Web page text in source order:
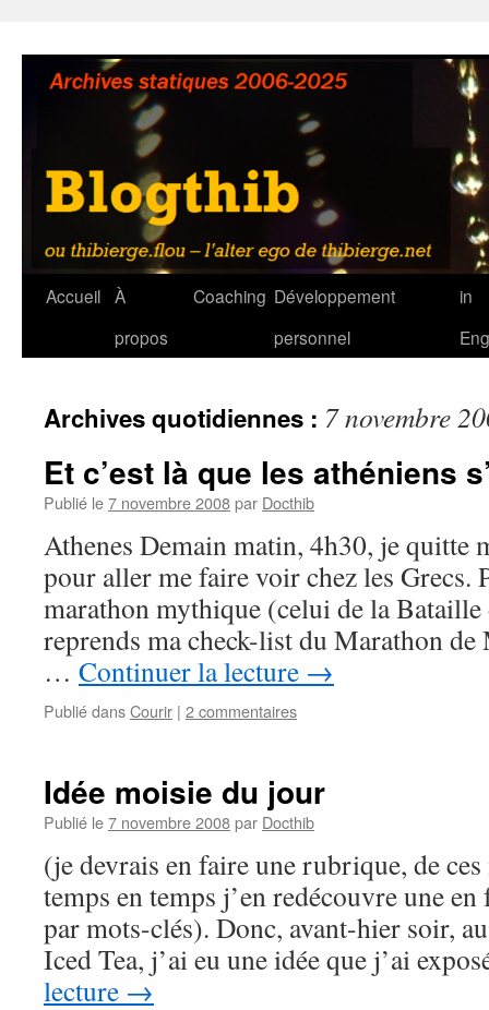
contenu
Accueil À
propos
Coaching Développement
personnel
in
Archives quotidiennes : 7 novembre
Et c’est là que les athéniens
Publié le7 novembre 2008par Docthib
Athenes Demain matin, 4h30, je
pour aller me faire voir chez les Grecs.
marathon mythique (celui de la
reprends ma check-list du Marathon de
… Continuer la lecture →
Publié dansCourir | 2 commentaires
Idée moisie du jour
Publié le7 novembre 2008par Docthib
(je devrais en faire une rubrique, de
temps en temps j’en redécouvre une
par mots-clés). Donc, avant-hier soir,
Iced Tea, j’ai eu une idée que j’ai
lecture →